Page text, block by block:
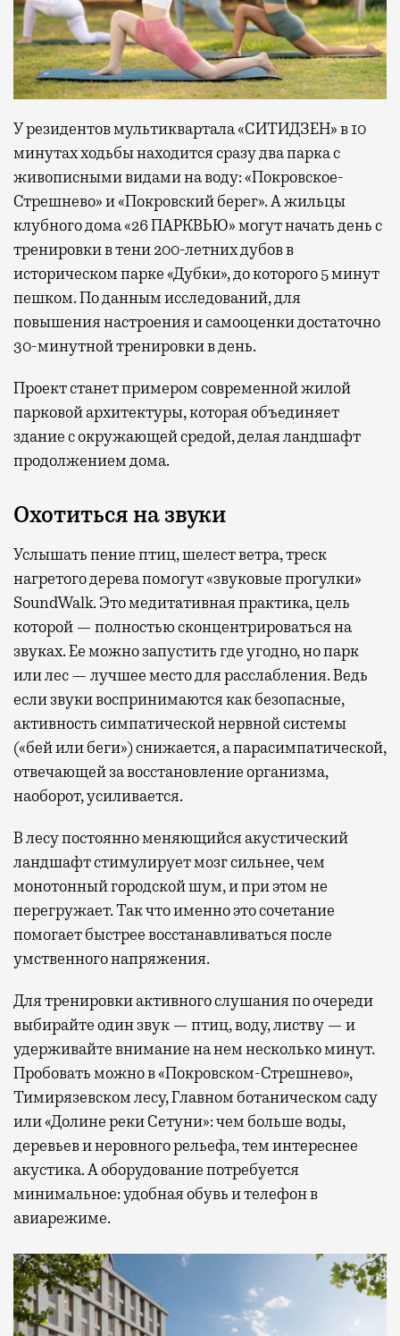
У резидентов мультиквартала «СИТИДЗЕН» в 10
минутах ходьбы находится сразу два парка с
живописными видами на воду: «Покровское-
Стрешнево» и «Покровский берег». А жильцы
клубного дома «26 ПАРКВЬЮ» могут начать день с
тренировки в тени 200-летних дубов в
историческом парке «Дубки», до которого 5 минут
пешком. По данным исследований, для
повышения настроения и самооценки достаточно
30-минутной тренировки в день.
Проект станет примером современной жилой
парковой архитектуры, которая объединяет
здание с окружающей средой, делая ландшафт
продолжением дома.
Охотиться на звуки
Услышать пение птиц, шелест ветра, треск
нагретого дерева помогут «звуковые прогулки»
SoundWalk. Это медитативная практика, цель
которой — полностью сконцентрироваться на
звуках. Ее можно запустить где угодно, но парк
или лес — лучшее место для расслабления. Ведь
если звуки воспринимаются как безопасные,
активность симпатической нервной системы
(«бей или беги») снижается, а парасимпатической,
отвечающей за восстановление организма,
наоборот, усиливается.
В лесу постоянно меняющийся акустический
ландшафт стимулирует мозг сильнее, чем
монотонный городской шум, и при этом не
перегружает. Так что именно это сочетание
помогает быстрее восстанавливаться после
умственного напряжения.
Для тренировки активного слушания по очереди
выбирайте один звук — птиц, воду, листву — и
удерживайте внимание на нем несколько минут.
Пробовать можно в «Покровском-Стрешнево»,
Тимирязевском лесу, Главном ботаническом саду
или «Долине реки Сетуни»: чем больше воды,
деревьев и неровного рельефа, тем интереснее
акустика. А оборудование потребуется
минимальное: удобная обувь и телефон в
авиарежиме.